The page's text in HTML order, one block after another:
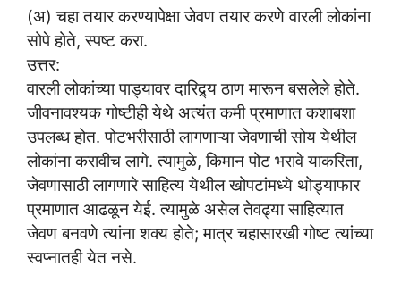
(अ) चहा तयार करण्यापेक्षा जेवण तयार करणे वारली लोकांना
सोपे होते, स्पष्ट करा.
उत्तर:
वारली लोकांच्या पाड्यावर दारिद्र्य ठाण मारून बसलेले होते.
जीवनावश्यक गोष्टीही येथे अत्यंत कमी प्रमाणात कशाबशा
उपलब्ध होत. पोटभरीसाठी लागणाऱ्या जेवणाची सोय येथील
लोकांना करावीच लागे. त्यामुळे, किमान पोट भरावे याकरिता,
जेवणासाठी लागणारे साहित्य येथील खोपटांमध्ये थोड्याफार
प्रमाणात आढळून येई. त्यामुळे असेल तेवढ्या साहित्यात
जेवण बनवणे त्यांना शक्य होते; मात्र चहासारखी गोष्ट त्यांच्या
स्वप्नातही येत नसे.